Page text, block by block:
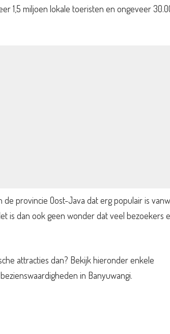
1,5 miljoen lokale toeristen en ongeveer
de provincie Oost-Java dat erg populair is
is dan ook geen wonder dat veel bezoekers
attracties dan? Bekijk hieronder enkele
in Banyuwangi.